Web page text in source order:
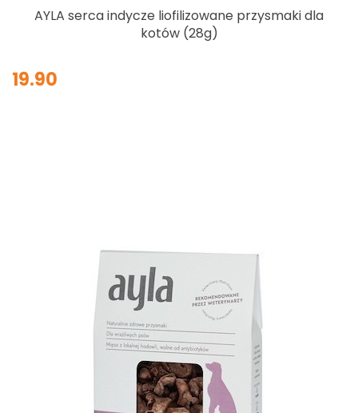
AYLA serca indycze liofilizowane przysmaki dla
kotów (28g)
19.90